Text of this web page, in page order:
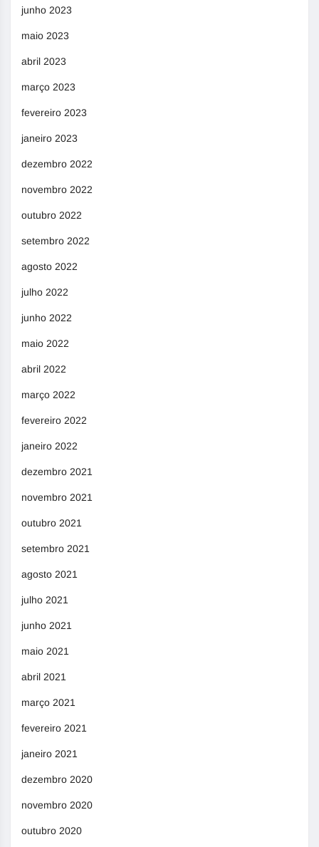
junho 2023
maio 2023
abril 2023
março 2023
fevereiro 2023
janeiro 2023
dezembro 2022
novembro 2022
outubro 2022
setembro 2022
agosto 2022
julho 2022
junho 2022
maio 2022
abril 2022
março 2022
fevereiro 2022
janeiro 2022
dezembro 2021
novembro 2021
outubro 2021
setembro 2021
agosto 2021
julho 2021
junho 2021
maio 2021
abril 2021
março 2021
fevereiro 2021
janeiro 2021
dezembro 2020
novembro 2020
outubro 2020